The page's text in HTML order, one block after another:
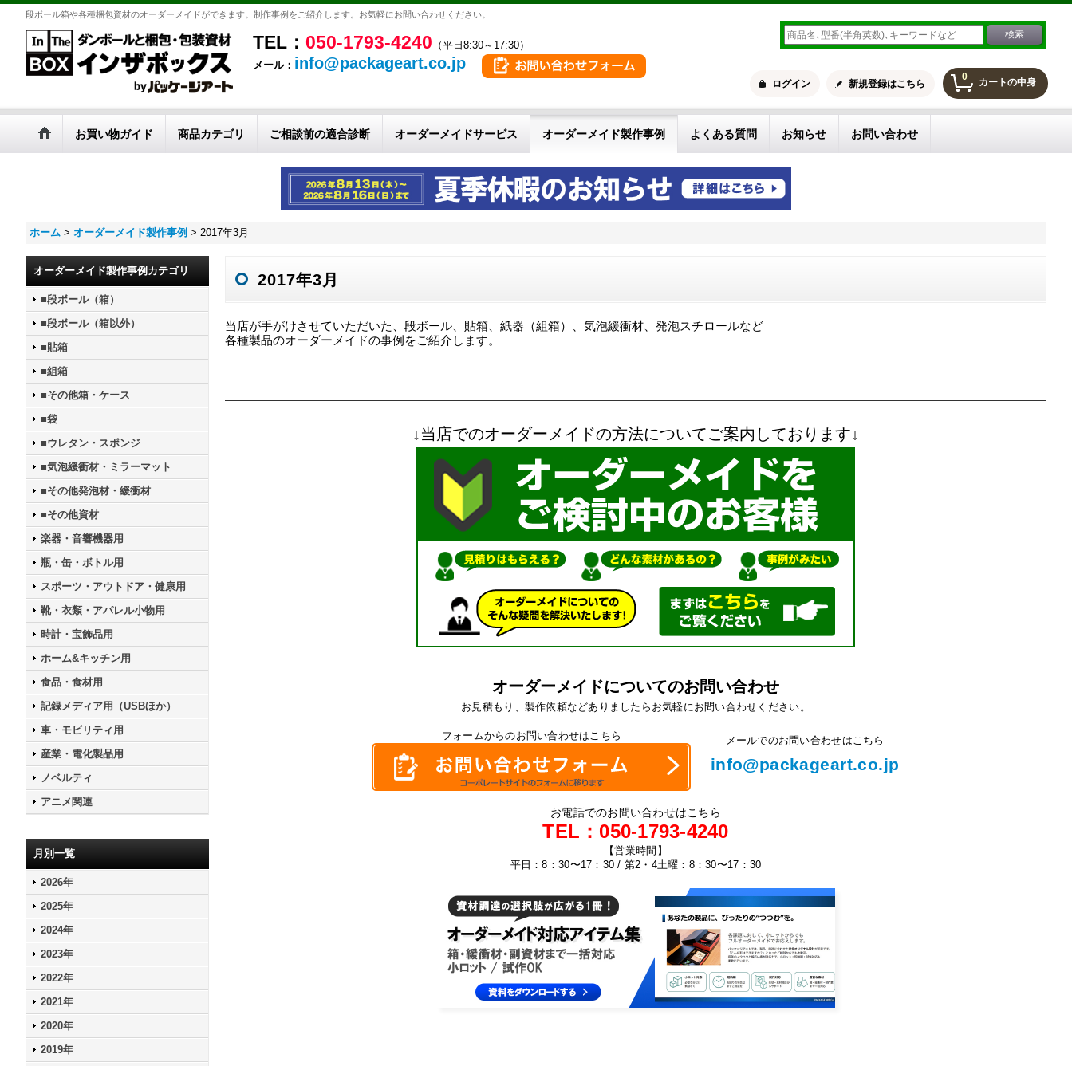
段ボール箱や各種梱包資材のオーダーメイドができます。制作事例をご紹介します。お気軽にお問い合わせください。
TEL： 050-1793-4240 （平日8:30～17:30）
メール： info@packageart.co.jp
0 カートの中身
ログイン 新規登録はこちら
お買い物ガイド 商品カテゴリ ご相談前の適合診断 オーダーメイドサービス オーダーメイド製作事例 よくある質問 お知らせ お問い合わせ
ホーム > オーダーメイド製作事例 > 2017年3月
オーダーメイド製作事例カテゴリ
■段ボール（箱）
■段ボール（箱以外）
■貼箱
■組箱
■その他箱・ケース
■袋
■ウレタン・スポンジ
■気泡緩衝材・ミラーマット
■その他発泡材・緩衝材
■その他資材
楽器・音響機器用
瓶・缶・ボトル用
スポーツ・アウトドア・健康用
靴・衣類・アパレル小物用
時計・宝飾品用
ホーム&キッチン用
食品・食材用
記録メディア用（USBほか）
車・モビリティ用
産業・電化製品用
ノベルティ
アニメ関連
月別一覧
2026年
2025年
2024年
2023年
2022年
2021年
2020年
2019年
2017年3月
当店が手がけさせていただいた、段ボール、貼箱、紙器（組箱）、気泡緩衝材、発泡スチロールなど
各種製品のオーダーメイドの事例をご紹介します。
↓当店でのオーダーメイドの方法についてご案内しております↓
オーダーメイドについてのお問い合わせ
お見積もり、製作依頼などありましたらお気軽にお問い合わせください。
フォームからのお問い合わせはこちら メールでのお問い合わせはこちら
info@packageart.co.jp
お電話でのお問い合わせはこちら
TEL： 050-1793-4240
【営業時間】
平日：8：30〜17：30 / 第2・4土曜：8：30〜17：30